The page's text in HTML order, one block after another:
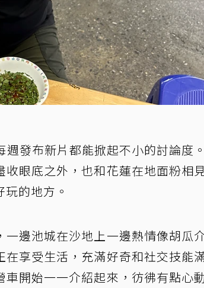
發布新片都能掀起不小的討論度
眼底之外，也和花蓮在地面粉相
的地方。
邊池城在沙地上一邊熱情像胡瓜
享受生活，充滿好奇和社交技能
開始一一介紹起來，彷彿有點心